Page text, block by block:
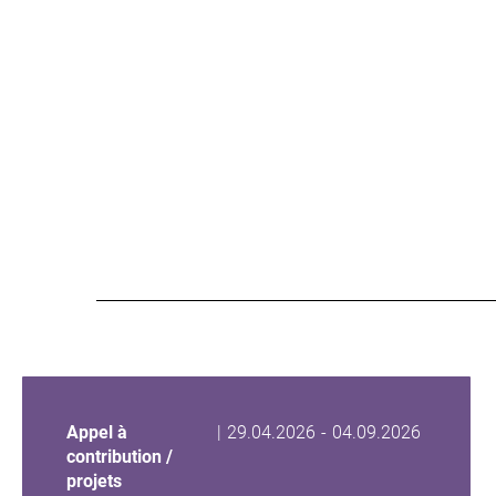
Appel à
contribution /
projets
| Date
29.04.2026 - Date
04.09.2026